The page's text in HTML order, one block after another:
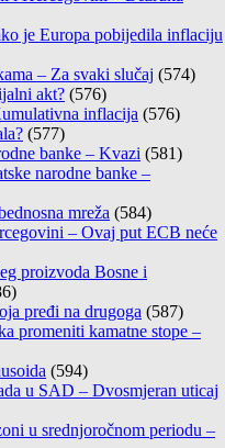
je Europa pobijedila inflaciju
– Za svaki slučaj (574)
akt? (576)
inflacija (576)
(577)
banke – Kvazi (581)
narodne banke –
mreža (584)
– Ovaj put ECB neće
proizvoda Bosne i
pređi na drugoga (587)
promeniti kamatne stope –
(594)
u SAD – Dvosmjeran uticaj
u srednjoročnom periodu –